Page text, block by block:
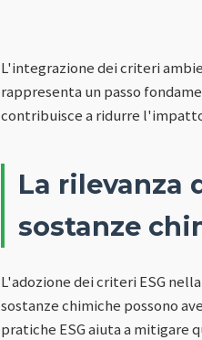
L'integrazione dei criteri
rappresenta un passo
contribuisce a ridurre
La rilevanza
sostanze
L'adozione dei criteri ESG
sostanze chimiche possono
pratiche ESG aiuta a mitigare